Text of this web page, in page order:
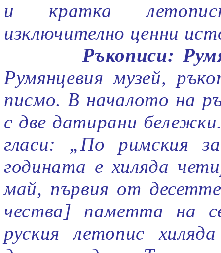
и кратка
изключително ценни
Ръкописи:
Румянцевия музей,
писмо. В началото на
с две датирани
гласи: „По римския
годината е хиляда
май, първия от
чества] паметта на
руския летопис